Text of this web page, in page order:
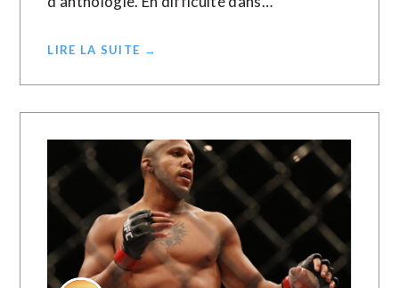
LIRE LA SUITE →